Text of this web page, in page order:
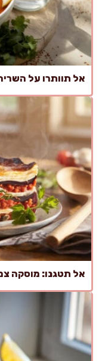
אל תוותרו על
אל תטגנו: מוסקה